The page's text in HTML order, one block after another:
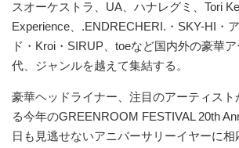
スオーケストラ、UA、ハナレグミ、Tori
Experience、.ENDRECHERI.・SKY-HI・
ド・Kroi・SIRUP、toeなど国内外の豪華
代、ジャンルを越えて集結する。
豪華ヘッドライナー、注目のアーティスト
る今年のGREENROOM FESTIVAL 20th
日も見逃せないアニバーサリーイヤーに